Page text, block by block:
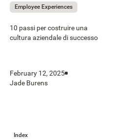
Employee Experiences
10 passi per costruire una
cultura aziendale di successo
February 12, 2025
Jade Burens
Index